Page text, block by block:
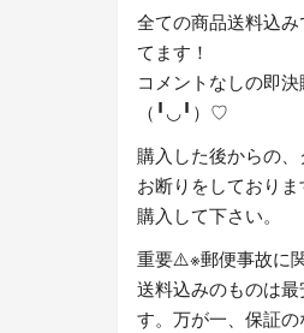
全ての商品送料込
てます！
コメントなしの即
（╹◡╹）♡
購入した後からの
お断りをしており
購入して下さい。
重要⚠️※郵便事故に
送料込みのものは
す。万が一、保証